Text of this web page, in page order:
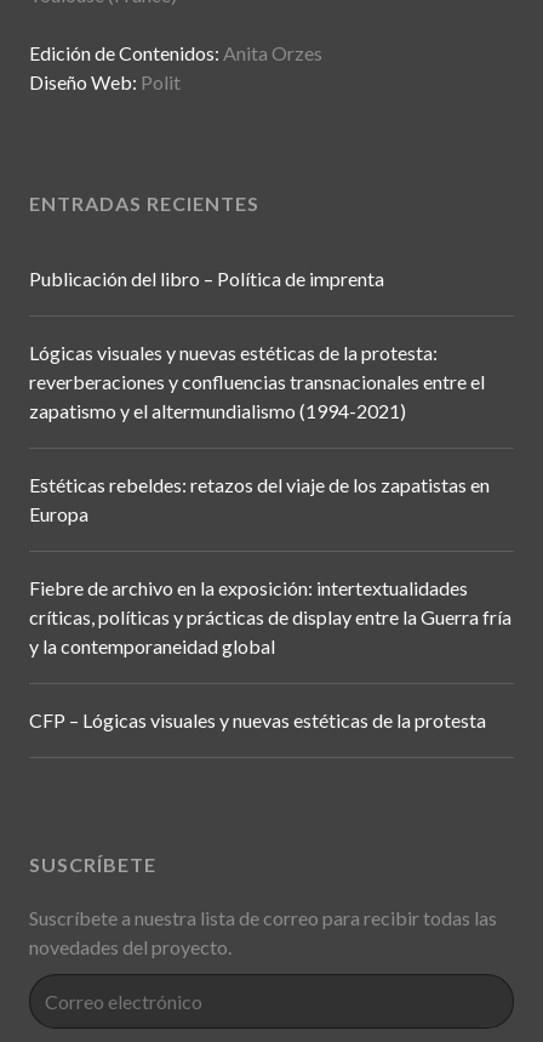
Edición de Contenidos: Anita Orzes
Diseño Web: Polit
ENTRADAS RECIENTES
Publicación del libro – Política de imprenta
Lógicas visuales y nuevas estéticas de la protesta:
reverberaciones y confluencias transnacionales entre el
zapatismo y el altermundialismo (1994-2021)
Estéticas rebeldes: retazos del viaje de los zapatistas en
Europa
Fiebre de archivo en la exposición: intertextualidades
críticas, políticas y prácticas de display entre la Guerra fría
y la contemporaneidad global
CFP – Lógicas visuales y nuevas estéticas de la protesta
SUSCRÍBETE
Suscríbete a nuestra lista de correo para recibir todas las
novedades del proyecto.